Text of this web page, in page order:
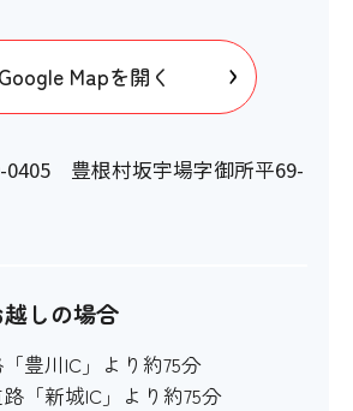
Google Mapを開く
0405 豊根村坂宇場字御所平69-
しの場合
豊川IC」より約75分
「新城IC」より約75分